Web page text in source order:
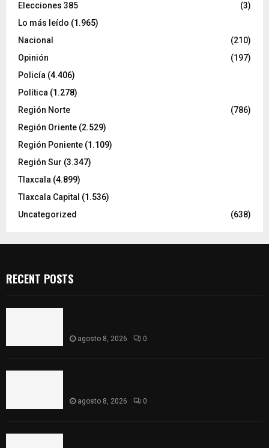
Elecciones 385
(3)
Lo más leído (1.965)
Nacional
(210)
Opinión
(197)
Policía (4.406)
Política (1.278)
Región Norte
(786)
Región Oriente (2.529)
Región Poniente (1.109)
Región Sur (3.347)
Tlaxcala (4.899)
Tlaxcala Capital (1.536)
Uncategorized
(638)
RECENT POSTS
agosto 8, 2026 0
agosto 8, 2026 0